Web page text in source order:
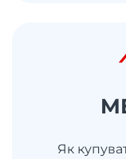
Як